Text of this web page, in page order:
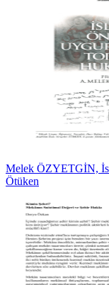
Melek ÖZYETGİN,
Ötüken